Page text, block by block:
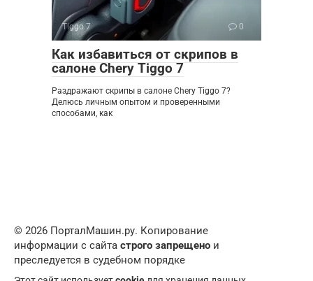
Tiggo 7 0
Как избавиться от скрипов в
салоне Chery Tiggo 7
Раздражают скрипы в салоне Chery Tiggo 7?
Делюсь личным опытом и проверенными
способами, как
© 2026 ПорталМашин.ру. Копирование
информации с сайта строго запрещено и
преследуется в судебном порядке